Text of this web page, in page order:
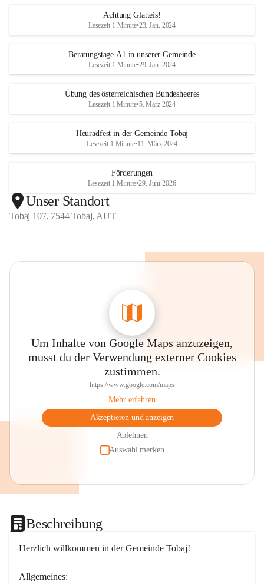
Achtung Glatteis!
Lesezeit 1 Minute•23. Jan. 2024
Beratungstage A1 in unserer Gemeinde
Lesezeit 1 Minute•29. Jan. 2024
Übung des österreichischen Bundesheeres
Lesezeit 1 Minute•5. März 2024
Heuradfest in der Gemeinde Tobaj
Lesezeit 1 Minute•11. März 2024
Förderungen
Lesezeit 1 Minute•29. Juni 2026
Unser Standort
Tobaj 107, 7544 Tobaj, AUT
Um Inhalte von Google Maps anzuzeigen,
musst du der Verwendung externer Cookies
zustimmen.
https://www.google.com/maps
Mehr erfahren
Akzeptieren und anzeigen
Ablehnen
Auswahl merken
Beschreibung
Herzlich willkommen in der Gemeinde Tobaj!
Allgemeines: